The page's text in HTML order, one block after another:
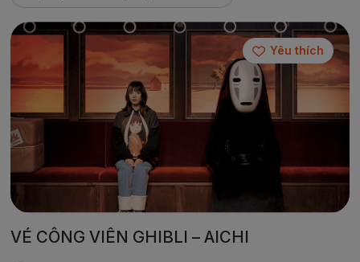
Yêu thích
VÉ CÔNG VIÊN GHIBLI – AICHI